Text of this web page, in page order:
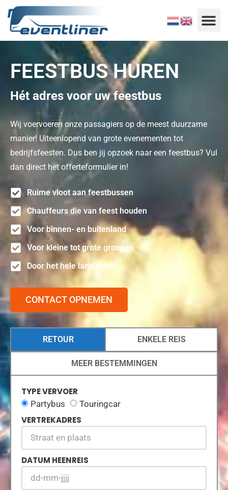
FEESTBUS HUREN
Hét adres voor uw feestbus
Wij voervoeren onze passagiers op de meest duurzame
manier! Uiteenlopend van grote evenementen tot
bedrijfsfeesten. Dus ben jij opzoek naar een feestbus? Vul
dan direct het offerteformulier in!
Ruime vloot aan feestbussen
Chauffeurs die van feest houden
Voor binnen- en buitenland
Voor kleine tot grote groepen
Door het hele land actief
CONTACT OPNEMEN
RETOUR ENKELE REIS
MEER BESTEMMINGEN
TYPE VERVOER
Partybus Touringcar
VERTREKADRES
DATUM HEENREIS